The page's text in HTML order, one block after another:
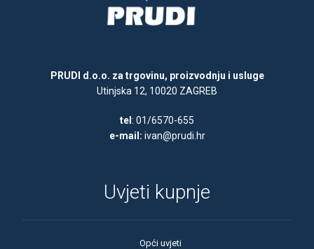
PRUDI d.o.o. za trgovinu, proizvodnju i usluge
Utinjska 12, 10020 ZAGREB
tel : 01/6570-655
e-mail: ivan@prudi.hr
Uvjeti kupnje
Opći uvjeti